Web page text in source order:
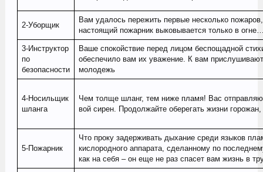
2-Уборщик
Вам удалось пережить первые несколько
настоящий пожарник выковывается только в
3-Инструктор
по
безопасности
Ваше спокойствие перед лицом беспощадной
обеспечило вам их уважение. К вам
молодежь
4-Носильщик
шланга
Чем толще шланг, тем ниже пламя! Вас
вой сирен. Продолжайте оберегать жизни
5-Пожарник
Что проку задерживать дыхание среди языков
кислородного аппарата, сделанному по
как на себя – он еще не раз спасет вам жизнь в